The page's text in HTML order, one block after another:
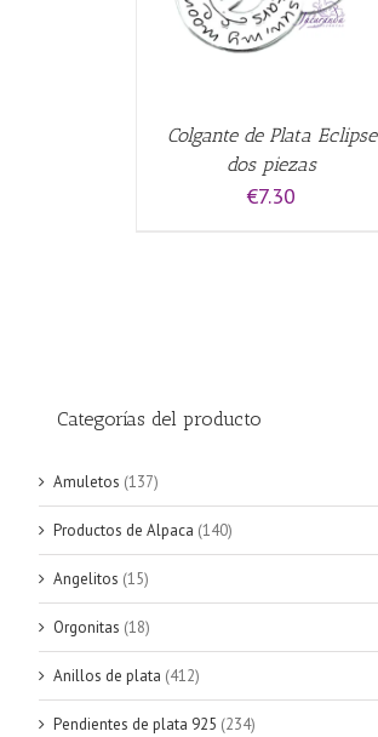
Colgante de Plata Eclipse
dos piezas
€7.30
Categorías del producto
Amuletos (137)
Productos de Alpaca (140)
Angelitos (15)
Orgonitas (18)
Anillos de plata (412)
Pendientes de plata 925 (234)